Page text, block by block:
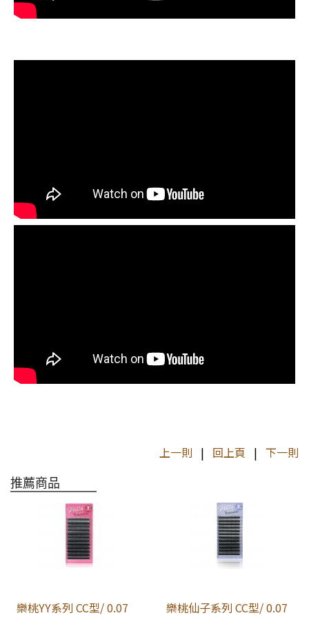
上一則 | 回上頁 | 下一則
推薦商品
樂桃YY系列 CC型/ 0.07 樂桃仙子系列 CC型/ 0.07